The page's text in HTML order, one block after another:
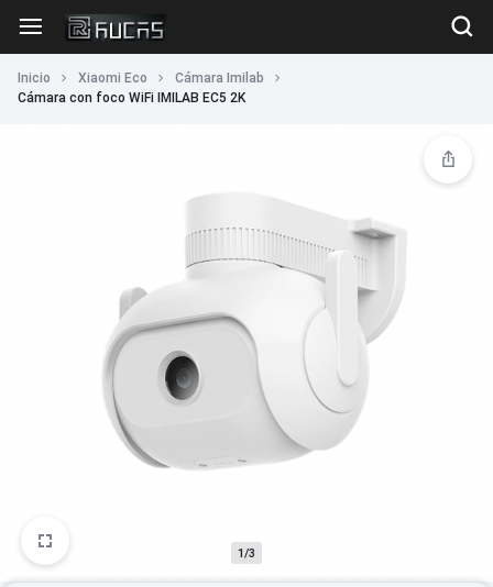
Inicio Xiaomi Eco
Cámara Imilab
Cámara con foco WiFi IMILAB EC5 2K
1/3